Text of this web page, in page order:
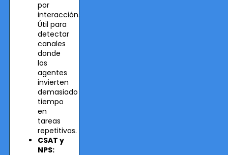
por
interacción.
Útil para
detectar
canales
donde
los
agentes
invierten
demasiado
tiempo
en
tareas
repetitivas.
CSAT y
NPS: